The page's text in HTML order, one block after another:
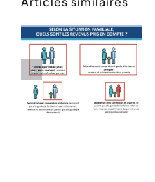
Rentrée
des
classes